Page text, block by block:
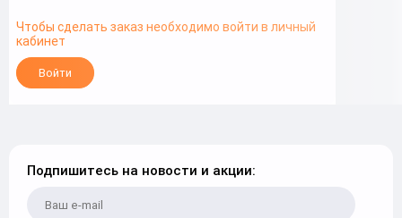
Чтобы сделать заказ необходимо войти в личный
кабинет
Войти
Подпишитесь на новости и акции: